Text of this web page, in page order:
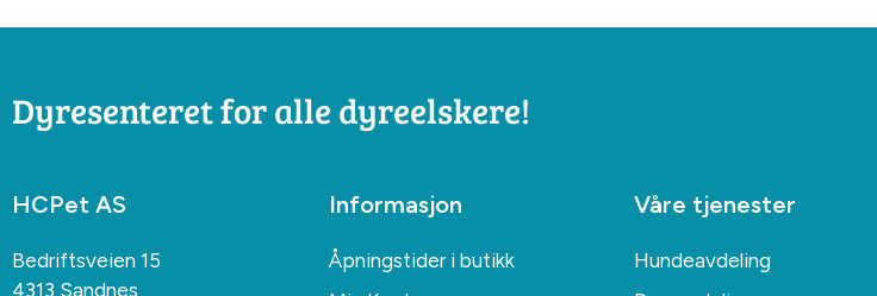
Dyresenteret for alle dyreelskere!
HCPet AS
Bedriftsveien 15
4313 Sandnes
Informasjon
Åpningstider i butikk
Våre tjenester
Hundeavdeling